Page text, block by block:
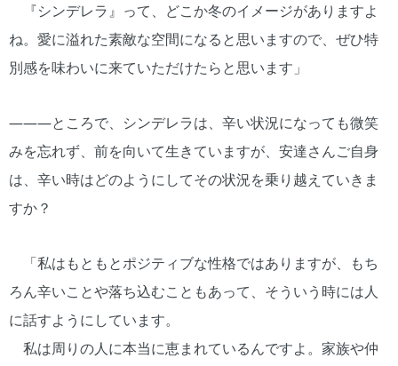
『シンデレラ』って、どこか冬のイメージがありますよ
ね。愛に溢れた素敵な空間になると思いますので、ぜひ特
別感を味わいに来ていただけたらと思います」
―――ところで、シンデレラは、辛い状況になっても微笑
みを忘れず、前を向いて生きていますが、安達さんご自身
は、辛い時はどのようにしてその状況を乗り越えていきま
すか？
「私はもともとポジティブな性格ではありますが、もち
ろん辛いことや落ち込むこともあって、そういう時には人
に話すようにしています。
私は周りの人に本当に恵まれているんですよ。家族や仲